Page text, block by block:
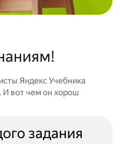
Яндекс Учебника
И вот чем он хорош
задания